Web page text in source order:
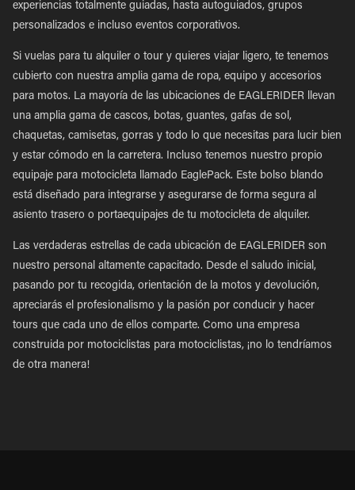
experiencias totalmente guiadas, hasta autoguiados, grupos
personalizados e incluso eventos corporativos.
Si vuelas para tu alquiler o tour y quieres viajar ligero, te tenemos
cubierto con nuestra amplia gama de ropa, equipo y accesorios
para motos. La mayoría de las ubicaciones de EAGLERIDER llevan
una amplia gama de cascos, botas, guantes, gafas de sol,
chaquetas, camisetas, gorras y todo lo que necesitas para lucir bien
y estar cómodo en la carretera. Incluso tenemos nuestro propio
equipaje para motocicleta llamado EaglePack. Este bolso blando
está diseñado para integrarse y asegurarse de forma segura al
asiento trasero o portaequipajes de tu motocicleta de alquiler.
Las verdaderas estrellas de cada ubicación de EAGLERIDER son
nuestro personal altamente capacitado. Desde el saludo inicial,
pasando por tu recogida, orientación de la motos y devolución,
apreciarás el profesionalismo y la pasión por conducir y hacer
tours que cada uno de ellos comparte. Como una empresa
construida por motociclistas para motociclistas, ¡no lo tendríamos
de otra manera!